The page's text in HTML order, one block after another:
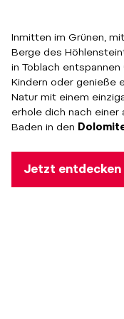
Inmitten im Grünen,
Berge des
in Toblach
Kindern oder genieße
Natur mit einem
erhole dich nach einer
Baden in den
Jetzt entdecken